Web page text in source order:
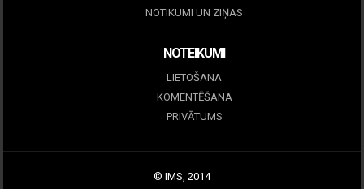
NOTIKUMI UN ZIŅAS
NOTEIKUMI
LIETOŠANA
KOMENTĒŠANA
PRIVĀTUMS
© IMS, 2014